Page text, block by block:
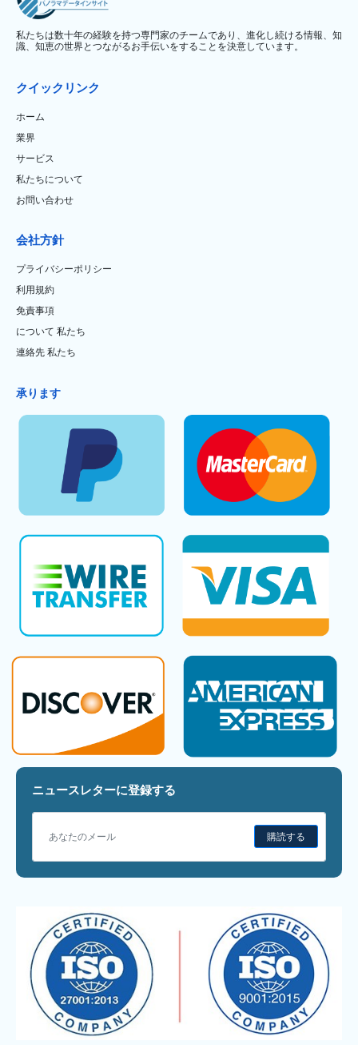
私たちは数十年の経験を持つ専門家のチームであり、進化し続ける情報、知
識、知恵の世界とつながるお手伝いをすることを決意しています。
クイックリンク
ホーム
業界
サービス
私たちについて
お問い合わせ
会社方針
プライバシーポリシー
利用規約
免責事項
について 私たち
連絡先 私たち
承ります
ニュースレターに登録する
購読する